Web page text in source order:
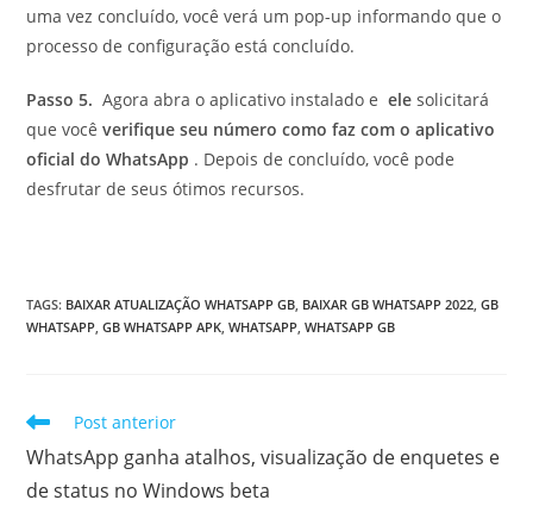
uma vez concluído, você verá um pop-up informando que o
processo de configuração está concluído.
Passo 5. Agora abra o aplicativo instalado eelesolicitará
que vocêverifique seu número como faz com o aplicativo
oficial do WhatsApp . Depois de concluído, você pode
desfrutar de seus ótimos recursos.
TAGS: BAIXAR ATUALIZAÇÃO WHATSAPP GB, BAIXAR GB WHATSAPP 2022, GB
WHATSAPP, GB WHATSAPP APK, WHATSAPP, WHATSAPP GB
Leia
mais
artigos
Post anterior
WhatsApp ganha atalhos, visualização de enquetes e
de status no Windows beta